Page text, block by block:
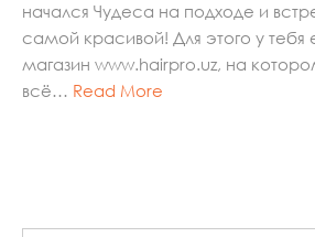
начался Чудеса на подходе и
самой красивой! Для этого у
магазин www.hairpro.uz, на
всё… Read More